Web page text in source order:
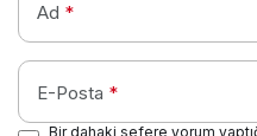
Ad *
E-Posta *
Bir dahaki sefere yorum